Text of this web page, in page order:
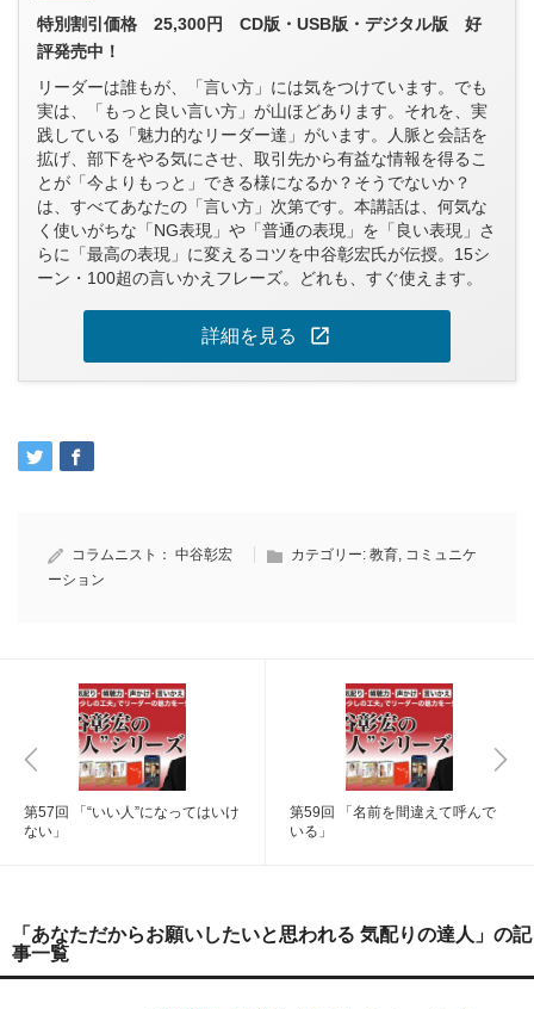
特別割引価格 25,300円 CD版・USB版・デジタル版 好
評発売中！
リーダーは誰もが、「言い方」には気をつけています。でも
実は、「もっと良い言い方」が山ほどあります。それを、実
践している「魅力的なリーダー達」がいます。人脈と会話を
拡げ、部下をやる気にさせ、取引先から有益な情報を得るこ
とが「今よりもっと」できる様になるか？そうでないか？
は、すべてあなたの「言い方」次第です。本講話は、何気な
く使いがちな「NG表現」や「普通の表現」を「良い表現」さ
らに「最高の表現」に変えるコツを中谷彰宏氏が伝授。15シ
ーン・100超の言いかえフレーズ。どれも、すぐ使えます。
詳細を見る open_in_new
コラムニスト： 中谷彰宏 カテゴリー: 教育, コミュニケ
ーション
第57回 「“いい人”になってはいけ
ない」
第59回 「名前を間違えて呼んで
いる」
「あなただからお願いしたいと思われる 気配りの達人」の記
事一覧